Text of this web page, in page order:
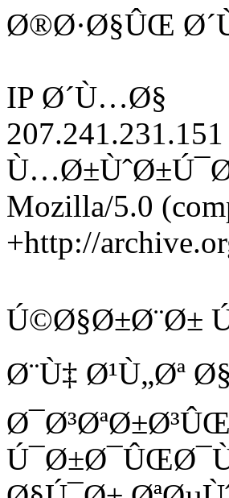
Ø®Ø·Ø§ÛŒ
IP Ø´Ù…Ø§
207.241.231.151
Mozilla/5.0
+http://
Ú©Ø§Ø±Ø¨Ø±
Ø¨Ù‡ Ø¹Ù„Øª